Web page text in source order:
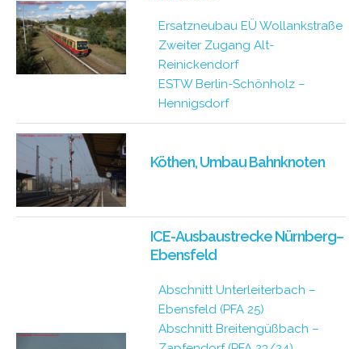
Ersatzneubau EÜ Wollankstraße
Zweiter Zugang Alt-
Reinickendorf
ESTW Berlin-Schönholz –
Hennigsdorf
Köthen, Umbau Bahnknoten
ICE-Ausbaustrecke Nürnberg–
Ebensfeld
Abschnitt Unterleiterbach –
Ebensfeld (PFA 25)
Abschnitt Breitengüßbach –